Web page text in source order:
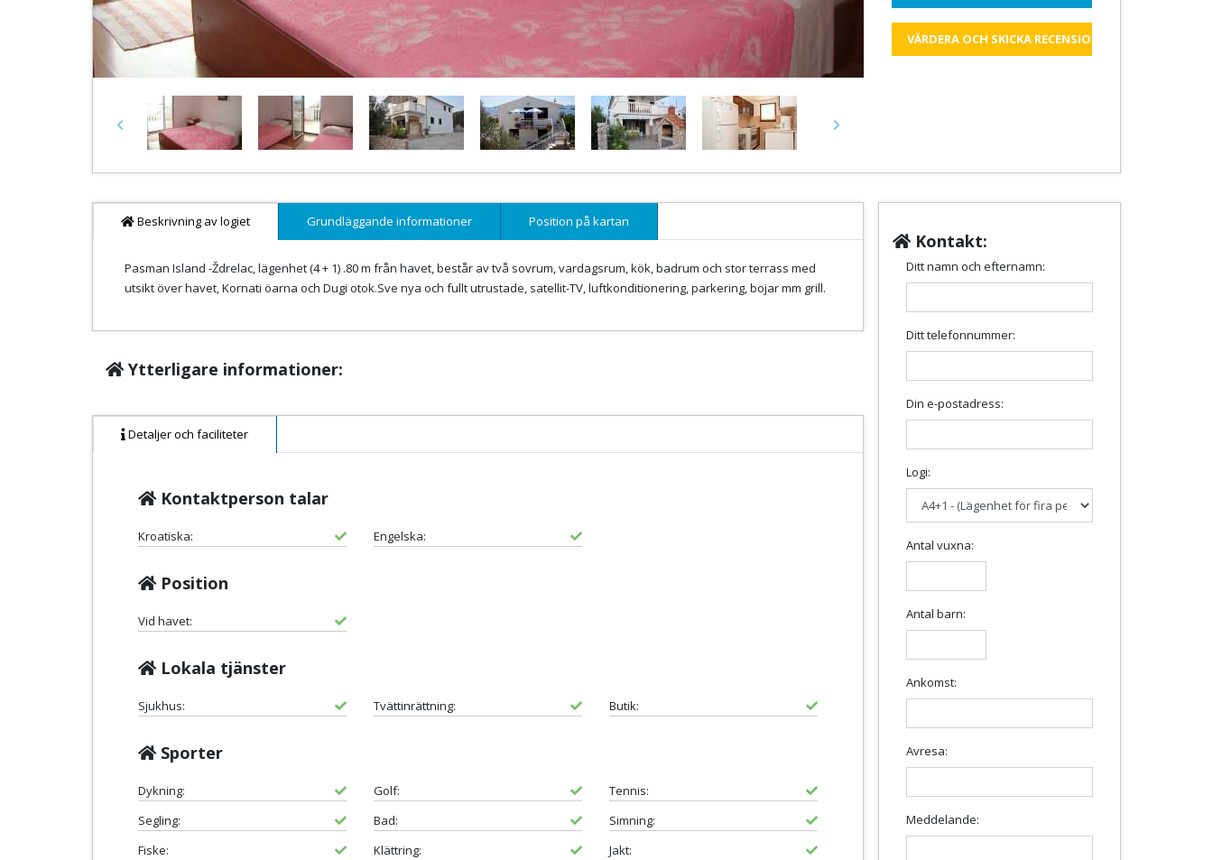
Previous Next
VÄRDERA OCH SKICKA RECENSIONEN
Beskrivning av logiet Grundläggande informationer Position på kartan
Pasman Island -Ždrelac, lägenhet (4 + 1) .80 m från havet, består av två sovrum, vardagsrum, kök, badrum och stor terrass med
utsikt över havet, Kornati öarna och Dugi otok.Sve nya och fullt utrustade, satellit-TV, luftkonditionering, parkering, bojar mm grill.
Ytterligare informationer:
Detaljer och faciliteter
Kontaktperson talar
Kroatiska: Engelska:
Position
Vid havet:
Lokala tjänster
Sjukhus: Tvättinrättning: Butik:
Sporter
Dykning: Golf:
Tennis:
Segling:
Bad:
Simning:
Fiske:
Klättring: Jakt:
Kontakt:
Ditt namn och efternamn:
Ditt telefonnummer:
Din e-postadress:
Logi:
Antal vuxna:
Antal barn:
Ankomst:
Avresa:
Meddelande: